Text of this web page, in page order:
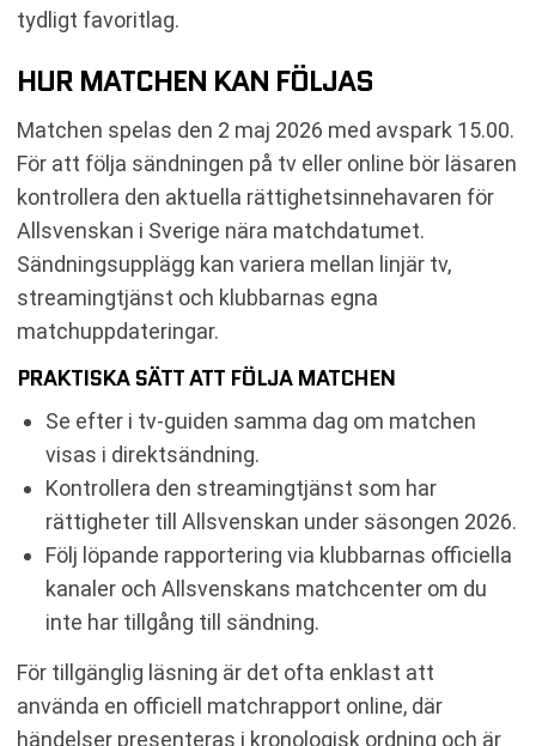
tydligt favoritlag.
HUR MATCHEN KAN FÖLJAS
Matchen spelas den 2 maj 2026 med avspark 15.00.
För att följa sändningen på tv eller online bör läsaren
kontrollera den aktuella rättighetsinnehavaren för
Allsvenskan i Sverige nära matchdatumet.
Sändningsupplägg kan variera mellan linjär tv,
streamingtjänst och klubbarnas egna
matchuppdateringar.
PRAKTISKA SÄTT ATT FÖLJA MATCHEN
Se efter i tv-guiden samma dag om matchen
visas i direktsändning.
Kontrollera den streamingtjänst som har
rättigheter till Allsvenskan under säsongen 2026.
Följ löpande rapportering via klubbarnas officiella
kanaler och Allsvenskans matchcenter om du
inte har tillgång till sändning.
För tillgänglig läsning är det ofta enklast att
använda en officiell matchrapport online, där
händelser presenteras i kronologisk ordning och är